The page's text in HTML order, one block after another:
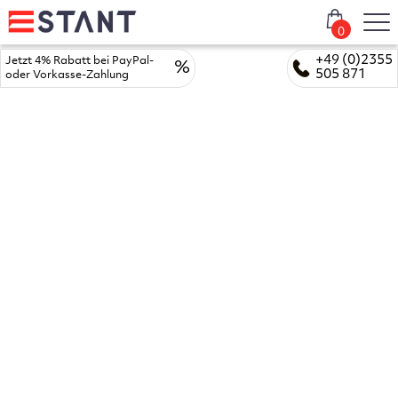
+49 (0)2355
505 871
Jetzt 4% Rabatt bei PayPal-
oder Vorkasse-Zahlung
%
0